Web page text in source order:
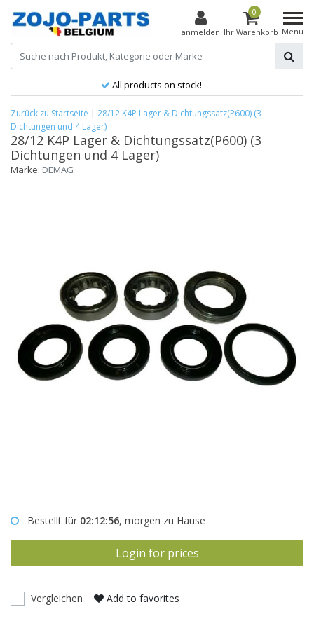
anmelden
0
Ihr Warenkorb Menu
All products on stock!
Zurück zu Startseite | 28/12 K4P Lager & Dichtungssatz(P600) (3
Dichtungen und 4 Lager)
28/12 K4P Lager & Dichtungssatz(P600) (3
Dichtungen und 4 Lager)
Marke: DEMAG
Bestellt für 02:12:56, morgen zu Hause
Login for prices
Vergleichen Add to favorites